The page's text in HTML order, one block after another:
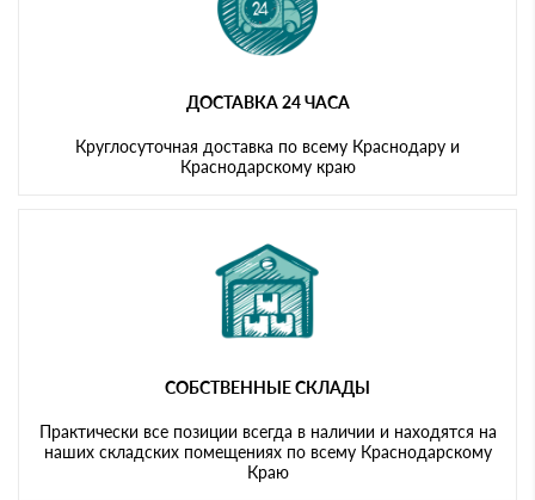
ДОСТАВКА 24 ЧАСА
Круглосуточная доставка по всему Краснодару и
Краснодарскому краю
СОБСТВЕННЫЕ СКЛАДЫ
Практически все позиции всегда в наличии и находятся на
наших складских помещениях по всему Краснодарскому
Краю